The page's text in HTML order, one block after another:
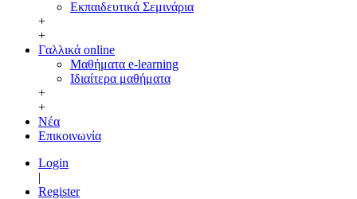
Εκπαιδευτικά Σεμινάρια
+
+
Γαλλικά online
Μαθήματα e-learning
Ιδιαίτερα μαθήματα
+
+
Νέα
Επικοινωνία
Login
|
Register